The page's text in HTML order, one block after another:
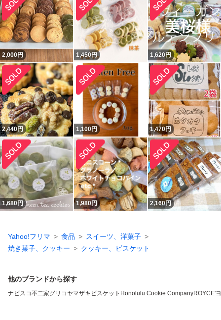
2,000円 1,450円 1,620円
2,440円 1,100円 1,470円
1,680円 1,980円 2,160円
Yahoo!フリマ 食品
スイーツ、洋菓子
焼き菓子、クッキー
クッキー、ビスケット
他のブランドから探す
ナビスコ不二家グリコ ヤマザキビスケット Honolulu Cookie CompanyROYCE'